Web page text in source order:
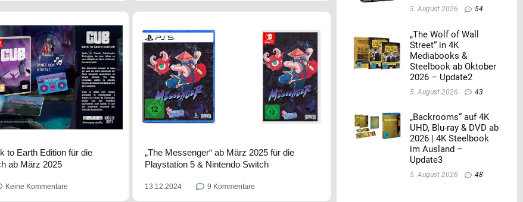
to Earth Edition für die
ab März 2025
Keine Kommentare
„The Messenger“ ab März 2025 für die
Playstation 5 & Nintendo Switch
13.12.2024 9 Kommentare
3. August 2026 54
„The Wolf of Wall
Street“ in 4K
Mediabooks &
Steelbook ab Oktober
2026 – Update2
5. August 2026 43
„Backrooms“ auf 4K
UHD, Blu-ray & DVD ab
2026 | 4K Steelbook
im Ausland –
Update3
5. August 2026 48